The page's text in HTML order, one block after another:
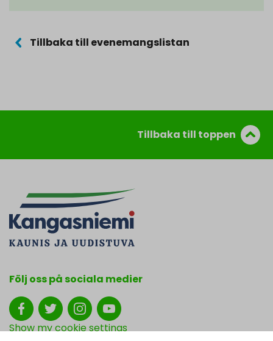
Tillbaka till evenemangslistan
Tillbaka till toppen
Följ oss på sociala medier
Show my cookie settings